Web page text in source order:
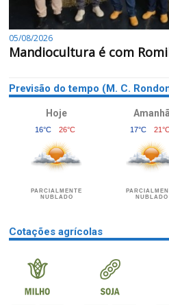
05/08/2026
Mandiocultura é com
Previsão do tempo (M. C.
Hoje
16°C 26°C
PARCIALMENTE
NUBLADO
Amanhã
17°C
NUBLADO
Cotações agrícolas